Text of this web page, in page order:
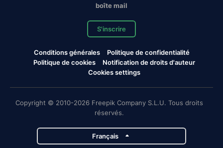
boîte mail
S'inscrire
Conditions générales
Politique de confidentialité
Politique de cookies
Notification de droits d'auteur
Cookies settings
Copyright © 2010-2026 Freepik Company S.L.U. Tous droits
réservés.
Français